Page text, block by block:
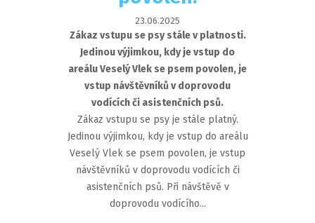
23.06.2025
Zákaz vstupu se psy stále v platnosti.
Jedinou výjimkou, kdy je vstup do
areálu Veselý Vlek se psem povolen, je
vstup návštěvníků v doprovodu
vodících či asistenčních psů.
Zákaz vstupu se psy je stále platný.
Jedinou výjimkou, kdy je vstup do areálu
Veselý Vlek se psem povolen, je vstup
návštěvníků v doprovodu vodících či
asistenčních psů. Při návštěvě v
doprovodu vodícího...